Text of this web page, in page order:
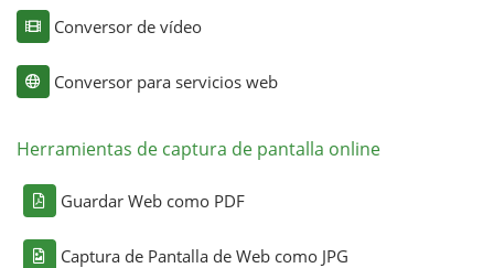
Conversor de vídeo
Conversor para servicios web
Herramientas de captura de pantalla online
Guardar Web como PDF
Captura de Pantalla de Web como JPG